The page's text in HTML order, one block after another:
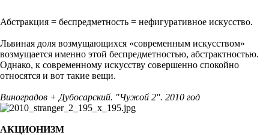
Абстракция = беспредметность = нефигуративное искусство.
Львиная доля возмущающихся «современным искусством»
возмущается именно этой беспредметностью, абстрактностью.
Однако, к современному искусству совершенно спокойно
относятся и вот такие вещи.
Виноградов + Дубосарский. "Чужой 2". 2010 год
АКЦИОНИЗМ